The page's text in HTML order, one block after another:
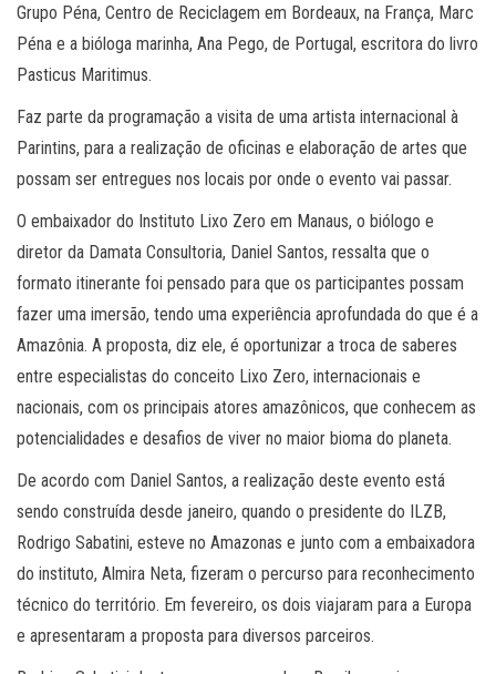
Grupo Péna, Centro de Reciclagem em Bordeaux, na França, Marc
Péna e a bióloga marinha, Ana Pego, de Portugal, escritora do livro
Pasticus Maritimus.
Faz parte da programação a visita de uma artista internacional à
Parintins, para a realização de oficinas e elaboração de artes que
possam ser entregues nos locais por onde o evento vai passar.
O embaixador do Instituto Lixo Zero em Manaus, o biólogo e
diretor da Damata Consultoria, Daniel Santos, ressalta que o
formato itinerante foi pensado para que os participantes possam
fazer uma imersão, tendo uma experiência aprofundada do que é a
Amazônia. A proposta, diz ele, é oportunizar a troca de saberes
entre especialistas do conceito Lixo Zero, internacionais e
nacionais, com os principais atores amazônicos, que conhecem as
potencialidades e desafios de viver no maior bioma do planeta.
De acordo com Daniel Santos, a realização deste evento está
sendo construída desde janeiro, quando o presidente do ILZB,
Rodrigo Sabatini, esteve no Amazonas e junto com a embaixadora
do instituto, Almira Neta, fizeram o percurso para reconhecimento
técnico do território. Em fevereiro, os dois viajaram para a Europa
e apresentaram a proposta para diversos parceiros.